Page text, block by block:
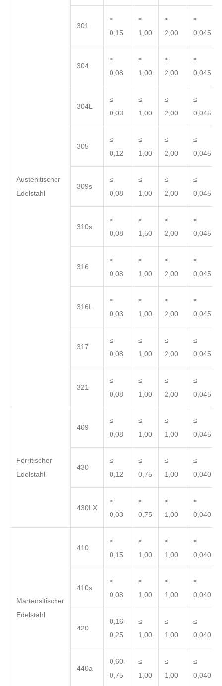
Austenitischer
Edelstahl
301
≤
0,15
≤
1,00
≤
2,00
≤
0,045
304
≤
0,08
≤
1,00
≤
2,00
≤
0,045
304L
≤
0,03
≤
1,00
≤
2,00
≤
0,045
305
≤
0,12
≤
1,00
≤
2,00
≤
0,045
309s
≤
0,08
≤
1,00
≤
2,00
≤
0,045
310s
≤
0,08
≤
1,50
≤
2,00
≤
0,045
316
≤
0,08
≤
1,00
≤
2,00
≤
0,045
316L
≤
0,03
≤
1,00
≤
2,00
≤
0,045
317
≤
0,08
≤
1,00
≤
2,00
≤
0,045
321
≤
0,08
≤
1,00
≤
2,00
≤
0,045
Ferritischer
Edelstahl
409
≤
0,08
≤
1,00
≤
1,00
≤
0,045
430
≤
0,12
≤
0,75
≤
1,00
≤
0,040
430LX
≤
0,03
≤
0,75
≤
1,00
≤
0,040
Martensitischer
Edelstahl
410
≤
0,15
≤
1,00
≤
1,00
≤
0,040
410s
≤
0,08
≤
1,00
≤
1,00
≤
0,040
420
0,16-
0,25
≤
1,00
≤
1,00
≤
0,040
440a
0,60-
0,75
≤
1,00
≤
1,00
≤
0,040